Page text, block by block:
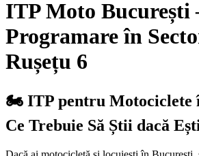
ITP Moto București
Programare în
Rușețu 6
🏍️ ITP pentru Motociclete
Ce Trebuie Să Știi dacă